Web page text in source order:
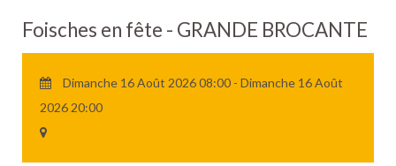
Foisches en fête - GRANDE BROCANTE
Dimanche 16 Août 2026 08:00 - Dimanche 16 Août
2026 20:00